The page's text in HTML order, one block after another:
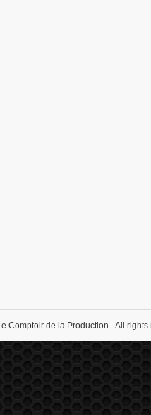
Comptoir de la Production - All rights